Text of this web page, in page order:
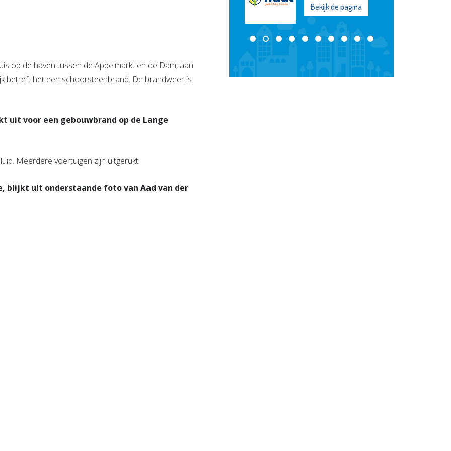
op de haven tussen de Appelmarkt en de Dam, aan
betreft het een schoorsteenbrand. De brandweer is
uit voor een gebouwbrand op de Lange
Meerdere voertuigen zijn uitgerukt.
blijkt uit onderstaande foto van Aad van der
Bekijk de pagina